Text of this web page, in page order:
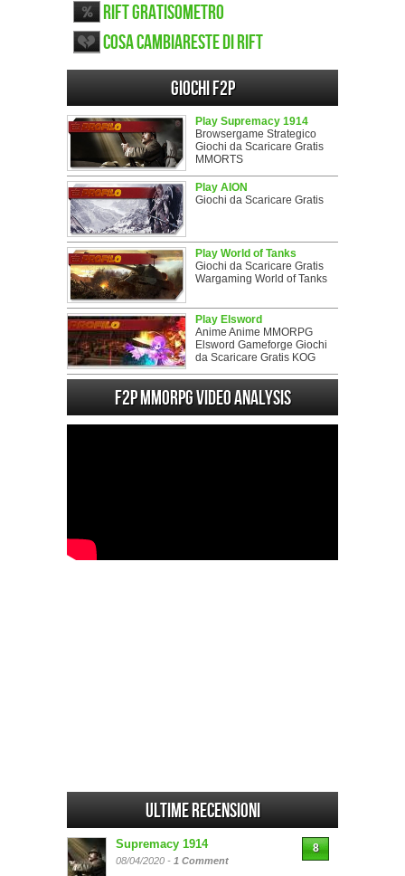
RIFT gratisometro
Cosa cambiareste di RIFT
Giochi F2P
Play Supremacy 1914
Browsergame Strategico
Giochi da Scaricare Gratis
MMORTS
Play AION
Giochi da Scaricare Gratis
Play World of Tanks
Giochi da Scaricare Gratis
Wargaming World of Tanks
Play Elsword
Anime Anime MMORPG
Elsword Gameforge Giochi
da Scaricare Gratis KOG
F2P MMORPG Video analysis
Ultime Recensioni
Supremacy 1914
08/04/2020 - 1 Comment
8